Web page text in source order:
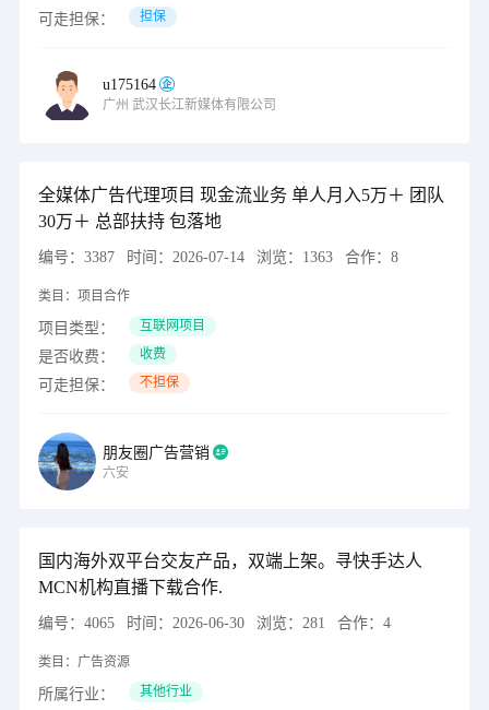
可走担保： 担保
u175164
广州 武汉长江新媒体有限公司
全媒体广告代理项目 现金流业务 单人月入5万＋ 团队
30万＋ 总部扶持 包落地
编号： 3387 时间： 2026-07-14 浏览： 1363 合作： 8
类目： 项目合作
项目类型： 互联网项目
是否收费： 收费
可走担保： 不担保
朋友圈广告营销
六安
国内海外双平台交友产品，双端上架。寻快手达人
MCN机构直播下载合作.
编号： 4065 时间： 2026-06-30 浏览： 281 合作： 4
类目： 广告资源
所属行业： 其他行业